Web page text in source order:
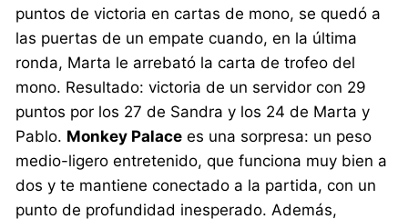
puntos de victoria en cartas de mono, se quedó a
las puertas de un empate cuando, en la última
ronda, Marta le arrebató la carta de trofeo del
mono. Resultado: victoria de un servidor con 29
puntos por los 27 de Sandra y los 24 de Marta y
Pablo. Monkey Palace es una sorpresa: un peso
medio-ligero entretenido, que funciona muy bien a
dos y te mantiene conectado a la partida, con un
punto de profundidad inesperado. Además,